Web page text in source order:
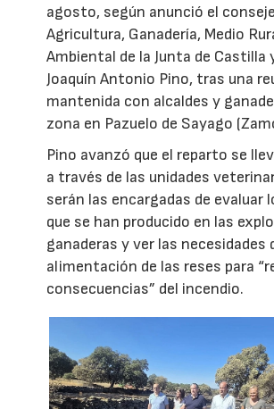
agosto, según anunció el
Agricultura, Ganadería, Medio
Ambiental de la Junta de Castilla
Joaquín Antonio Pino, tras una
mantenida con alcaldes y
zona en Pazuelo de Sayago
Pino avanzó que el reparto se
a través de las unidades
serán las encargadas de evaluar
que se han producido en las
ganaderas y ver las necesidades
alimentación de las reses para
consecuencias” del incendio.